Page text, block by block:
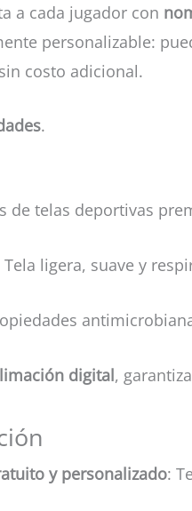
a cada jugador con
personalizable:
costo adicional.
.
de telas deportivas
Tela ligera, suave y
digital,
y personalizado: